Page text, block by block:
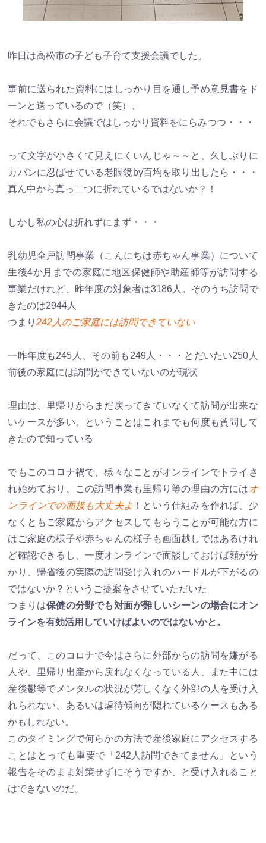
昨日は高松市の子ども子育て支援会議でした。
事前に送られた資料にはしっかり目を通し予め意見書をド
ーンと送っているので（笑）、
それでもさらに会議ではしっかり資料をにらみつつ・・・
って文字が小さくて見えにくいんじゃ～～と、久しぶりに
カバンに忍ばせている老眼鏡by百均を取り出したら・・・
真ん中から真っ二つに折れているではないか？！
しかし私の心は折れずにまず・・・
乳幼児全戸訪問事業（こんにちは赤ちゃん事業）について
生後4か月までの家庭に地区保健師や助産師等が訪問する
事業だけれど、昨年度の対象者は3186人。そのうち訪問で
きたのは2944人
つまり242人のご家庭には訪問できていない
一昨年度も245人、その前も249人・・・とだいたい250人
前後の家庭には訪問ができていないのが現状
理由は、里帰りからまだ戻ってきていなくて訪問が出来な
いケースが多い。ということはこれまでも何度も質問して
きたので知っている
でもこのコロナ禍で、様々なことがオンラインでトライさ
れ始めており、この訪問事業も里帰り等の理由の方にはオ
ンラインでの面接も大丈夫よ ！という仕組みを作れば、少
なくともご家庭からアクセスしてもらうことが可能な方に
はご家庭の様子や赤ちゃんの様子も画面越しではあるけれ
ど確認できるし、一度オンラインで面談しておけば顔が分
かり、帰省後の実際の訪問受け入れのハードルが下がるの
ではないか？というご提案をさせていただいた
つまりは保健の分野でも対面が難しいシーンの場合にオン
ラインを有効活用していけばよいのではないかと。
だって、このコロナで今はさらに外部からの訪問を嫌がる
人や、里帰り出産から戻れなくなっている人、また中には
産後鬱等でメンタルの状況が芳しくなく外部の人を受け入
れられない、あるいは虐待傾向が隠れているケースもある
かもしれない。
このタイミングで何らかの方法で産後家庭にアクセスする
ことはとっても重要で「242人訪問できてません」という
報告をそのまま対策せずにそうですか、と受け入れること
はできないのだ。